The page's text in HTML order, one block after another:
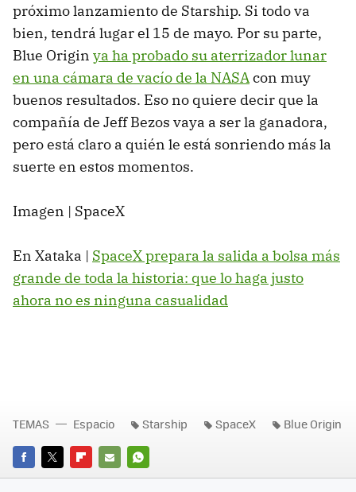
próximo lanzamiento de Starship. Si todo va
bien, tendrá lugar el 15 de mayo. Por su parte,
Blue Origin ya ha probado su aterrizador lunar
en una cámara de vacío de la NASAcon muy
buenos resultados. Eso no quiere decir que la
compañía de Jeff Bezos vaya a ser la ganadora,
pero está claro a quién le está sonriendo más la
suerte en estos momentos.
Imagen | SpaceX
En Xataka | SpaceX prepara la salida a bolsa más
grande de toda la historia: que lo haga justo
ahora no es ninguna casualidad
FACEBOOK
TWITTERFLIPBOARD
E-
WHATSAPP
TEMAS Espacio Starship SpaceX Blue Origin